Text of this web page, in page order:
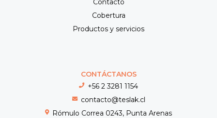
Cobertura
Productos y servicios
CONTÁCTANOS
+56 2 3281 1154
contacto@teslak.cl
Rómulo Correa 0243, Punta Arenas